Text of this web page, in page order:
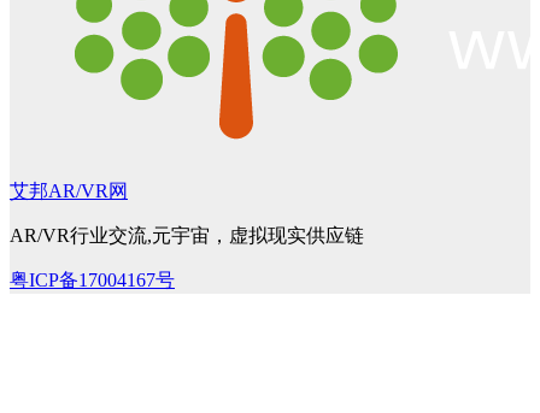
艾邦AR/VR网
AR/VR行业交流,元宇宙，虚拟现实供应链
粤ICP备17004167号